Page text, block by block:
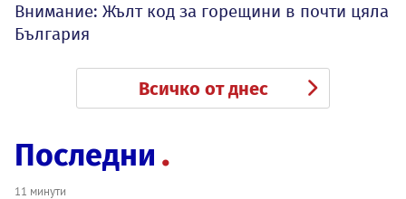
Внимание: Жълт код за горещини в почти цяла
България
Всичко от днес
Последни
11 минути